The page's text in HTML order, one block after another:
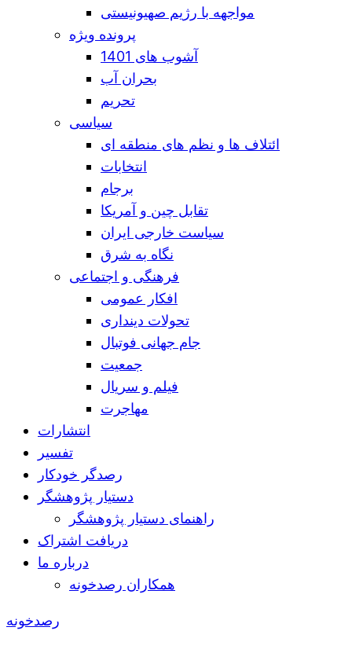
مواجهه با رژیم صهیونیستی
پرونده ویژه
آشوب های 1401
بحران آب
تحریم
سیاسی
ائتلاف ها و نظم های منطقه ای
انتخابات
برجام
تقابل چین و آمریکا
سیاست خارجی ایران
نگاه به شرق
فرهنگی و اجتماعی
افکار عمومی
تحولات دینداری
جام جهانی فوتبال
جمعیت
فیلم و سریال
مهاجرت
انتشارات
تفسیر
رصدگر خودکار
دستیار پژوهشگر
راهنمای دستیار پژوهشگر
دریافت اشتراک
درباره ما
همکاران رصدخونه
رصدخونه